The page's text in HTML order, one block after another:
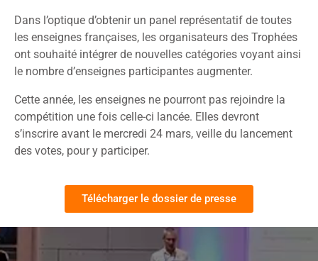
Dans l’optique d’obtenir un panel représentatif de toutes
les enseignes françaises, les organisateurs des Trophées
ont souhaité intégrer de nouvelles catégories voyant ainsi
le nombre d’enseignes participantes augmenter.
Cette année, les enseignes ne pourront pas rejoindre la
compétition une fois celle-ci lancée. Elles devront
s’inscrire avant le mercredi 24 mars, veille du lancement
des votes, pour y participer.
Télécharger le dossier de presse